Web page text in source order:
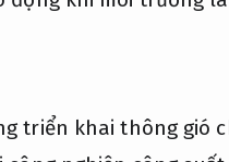
triển khai thông gió